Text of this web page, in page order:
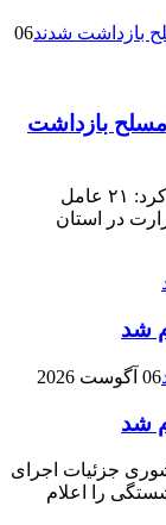
06
مسلح بازداشت
محمودآباد آنلاین : وزارت اطلاعات اعلام کرد: ۲۱ عامل
در استان
شد
06 آگوست 2026
شد
جزئیات اجرای
را اعلام